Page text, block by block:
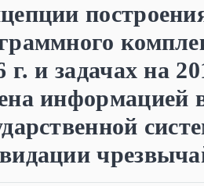
г. и задачах на
информацией